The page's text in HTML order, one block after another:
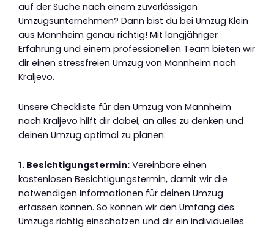
auf der Suche nach einem zuverlässigen
Umzugsunternehmen? Dann bist du bei Umzug Klein
aus Mannheim genau richtig! Mit langjähriger
Erfahrung und einem professionellen Team bieten wir
dir einen stressfreien Umzug von Mannheim nach
Kraljevo.
Unsere Checkliste für den Umzug von Mannheim
nach Kraljevo hilft dir dabei, an alles zu denken und
deinen Umzug optimal zu planen:
1. Besichtigungstermin: Vereinbare einen
kostenlosen Besichtigungstermin, damit wir die
notwendigen Informationen für deinen Umzug
erfassen können. So können wir den Umfang des
Umzugs richtig einschätzen und dir ein individuelles